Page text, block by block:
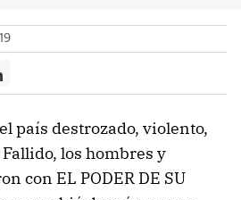
país destrozado, violento,
los hombres y
con EL PODER DE SU